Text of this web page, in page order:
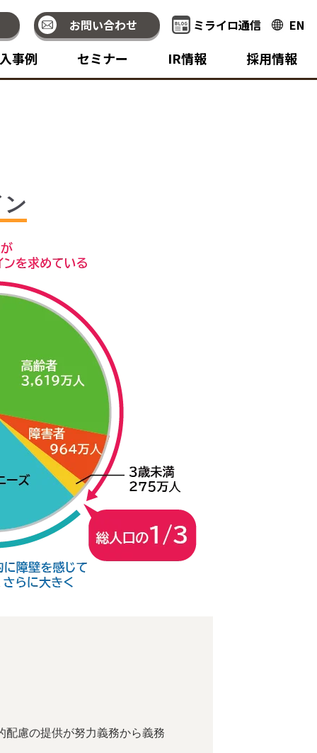
お問い合わせ ミライロ通信 EN
事例 セミナー IR情報 採用情報
配慮の提供が努力義務から義務